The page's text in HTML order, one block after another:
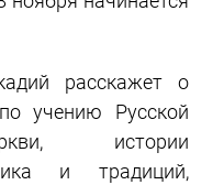
расскажет о
учению Русской
истории
и традиций,